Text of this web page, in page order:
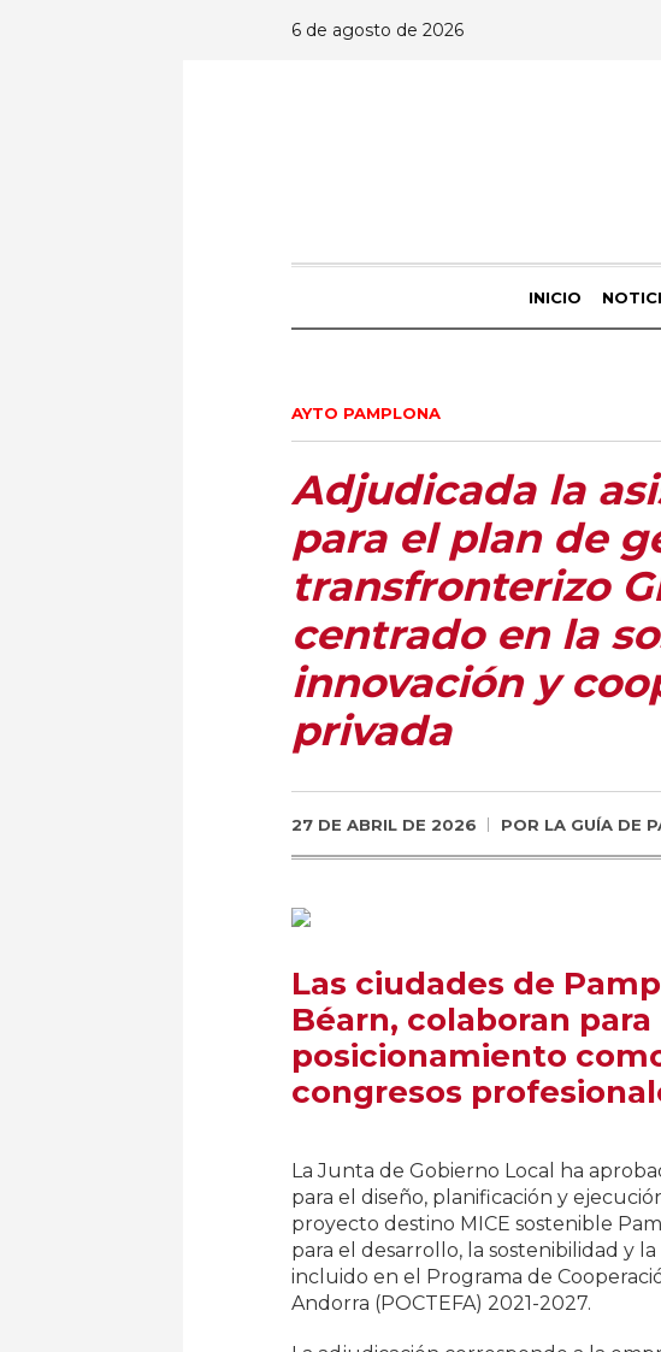
6 de agosto de 2026
INICIO
AYTO PAMPLONA
Adjudicada la
para el plan de
transfronterizo
centrado en la
innovación y
privada
27 DE ABRIL DE 2026 POR LA GUÍA DE
Las ciudades de
Béarn, colaboran
posicionamiento
congresos
La Junta de Gobierno Local ha
para el diseño, planificación y
proyecto destino MICE sostenible
para el desarrollo, la sostenibilidad y
incluido en el Programa de
Andorra (POCTEFA) 2021-2027.